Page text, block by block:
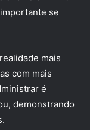
se
mais
com mais
é
demonstrando